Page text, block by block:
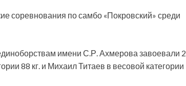
соревнования по самбо «Покровский» среди
имени С.Р. Ахмерова завоевали 2
88 кг. и МихаилТитаев в весовой категории